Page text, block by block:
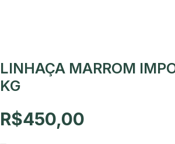
LINHAÇA MARROM
KG
R$450,00